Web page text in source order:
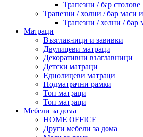
Трапезни / бар столове
Трапезни / холни / бар маси
Трапезни / холни / бар
Матраци
Възглавници и завивки
Двулицеви матраци
Декоративни възглавници
Детски матраци
Еднолицеви матраци
Подматрачни рамки
Топ матраци
Топ матраци
Мебели за дома
HOME OFFICE
Други мебели за дома